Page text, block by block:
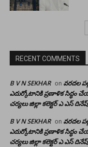
RECENT COMMENTS
B V N SEKHAR on వరదల
ఎదుర్కోటానికి ప్రణాళిక సిద్ధం
చర్యలు జిల్లా కలెక్టర్ ఎ ఎస్
B V N SEKHAR on వరదల
ఎదుర్కోటానికి ప్రణాళిక సిద్ధం
చర్యలు జిల్లా కలెక్టర్ ఎ ఎస్